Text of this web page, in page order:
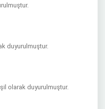
duyurulmuştur.
olarak duyurulmuştur.